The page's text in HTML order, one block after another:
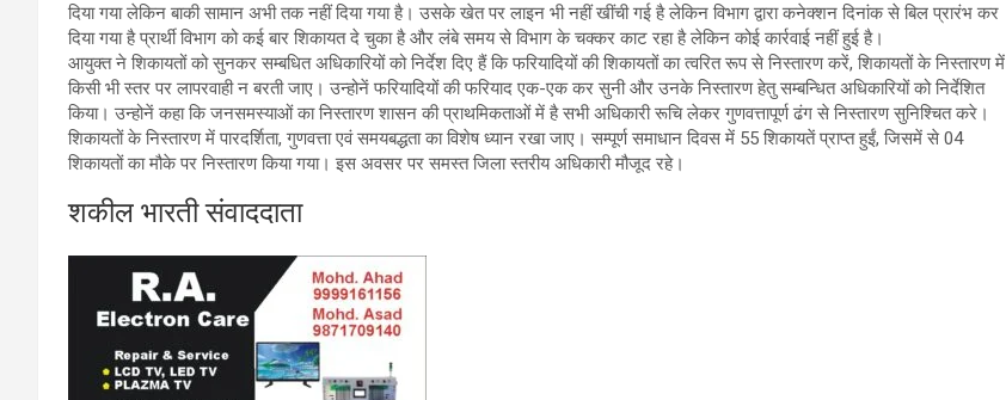
दिया गया लेकिन बाकी सामान अभी तक नहीं दिया गया है। उसके खेत पर लाइन भी नहीं खींची गई है लेकिन विभाग द्वारा कनेक्शन दिनांक से बिल प्रारंभ कर
दिया गया है प्रार्थी विभाग को कई बार शिकायत दे चुका है और लंबे समय से विभाग के चक्कर काट रहा है लेकिन कोई कार्रवाई नहीं हुई है।
आयुक्त ने शिकायतों को सुनकर सम्बधित अधिकारियों को निर्देश दिए हैं कि फरियादियों की शिकायतों का त्वरित रूप से निस्तारण करें, शिकायतों के निस्तारण में
किसी भी स्तर पर लापरवाही न बरती जाए। उन्होनें फरियादियों की फरियाद एक-एक कर सुनी और उनके निस्तारण हेतु सम्बन्धित अधिकारियों को निर्देशित
किया। उन्होनें कहा कि जनसमस्याओं का निस्तारण शासन की प्राथमिकताओं में है सभी अधिकारी रूचि लेकर गुणवत्तापूर्ण ढंग से निस्तारण सुनिश्चित करे।
शिकायतों के निस्तारण में पारदर्शिता, गुणवत्ता एवं समयबद्धता का विशेष ध्यान रखा जाए। सम्पूर्ण समाधान दिवस में 55 शिकायतें प्राप्त हुईं, जिसमें से 04
शिकायतों का मौके पर निस्तारण किया गया। इस अवसर पर समस्त जिला स्तरीय अधिकारी मौजूद रहे।
शकील भारती संवाददाता